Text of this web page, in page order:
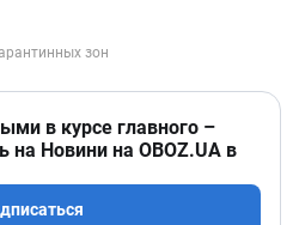
в курсе главного –
на Новини на OBOZ.UA в